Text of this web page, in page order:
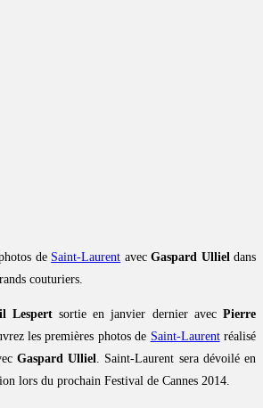
de Saint-Laurent avecGaspard Ullieldans
couturiers.
Lespertsortie en janvier dernier avecPierre
les premières photos de Saint-Laurentréalisé
Gaspard Ulliel. Saint-Laurent sera dévoilé en
lors du prochain Festival de Cannes 2014.